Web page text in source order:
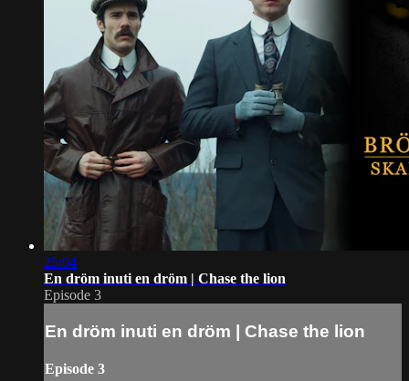
25:04
En dröm inuti en dröm | Chase the lion
Episode 3
En dröm inuti en dröm | Chase the lion
Episode 3